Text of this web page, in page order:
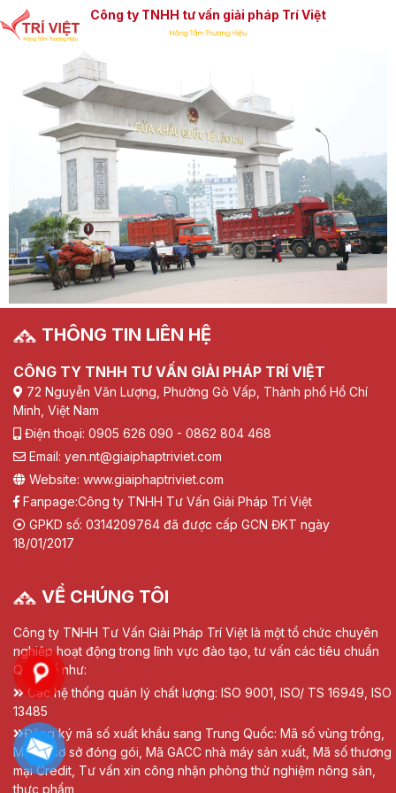
Công ty TNHH tư vấn giải pháp Trí Việt
THÔNG TIN LIÊN HỆ
CÔNG TY TNHH TƯ VẤN GIẢI PHÁP TRÍ VIỆT
72 Nguyễn Văn Lượng, Phường Gò Vấp, Thành phố Hồ Chí
Minh, Việt Nam
Điện thoại: 0905 626 090 - 0862 804 468
Email: yen.nt@giaiphaptriviet.com
Website: www.giaiphaptriviet.com
Fanpage:Công ty TNHH Tư Vấn Giải Pháp Trí Việt
GPKD số: 0314209764 đã được cấp GCN ĐKT ngày
18/01/2017
VỀ CHÚNG TÔI
Công ty TNHH Tư Vấn Giải Pháp Trí Việt là một tổ chức chuyên
nghiệp hoạt động trong lĩnh vực đào tạo, tư vấn các tiêu chuẩn
Quốc tế như:
Các hệ thống quản lý chất lượng: ISO 9001, ISO/ TS 16949, ISO
13485
Đăng ký mã số xuất khẩu sang Trung Quốc: Mã số vùng trồng,
Mã số cơ sở đóng gói, Mã GACC nhà máy sản xuất, Mã số thương
mại Credit, Tư vấn xin công nhận phòng thử nghiệm nông sản,
thực phẩm